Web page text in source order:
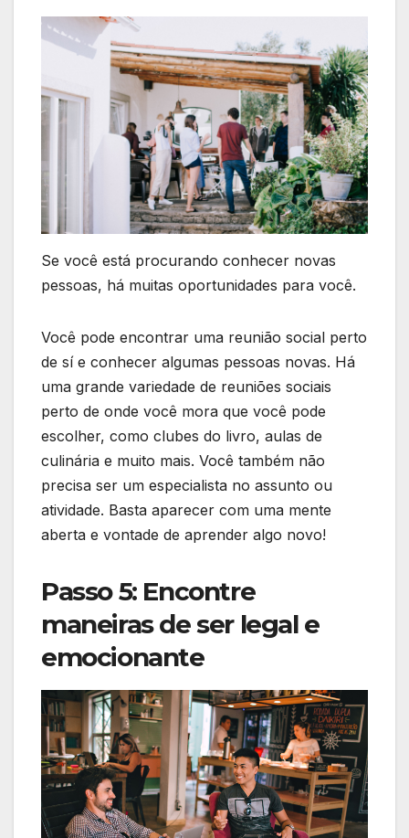
Se você está procurando conhecer novas
pessoas, há muitas oportunidades para você.
Você pode encontrar uma reunião social perto
de sí e conhecer algumas pessoas novas. Há
uma grande variedade de reuniões sociais
perto de onde você mora que você pode
escolher, como clubes do livro, aulas de
culinária e muito mais. Você também não
precisa ser um especialista no assunto ou
atividade. Basta aparecer com uma mente
aberta e vontade de aprender algo novo!
Passo 5: Encontre
maneiras de ser legal e
emocionante